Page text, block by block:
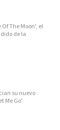
The Moon', el
de la
su nuevo
Me Go'